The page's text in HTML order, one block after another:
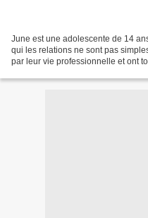
June est une adolescente de 14
qui les relations ne sont pas
par leur vie professionnelle et ont